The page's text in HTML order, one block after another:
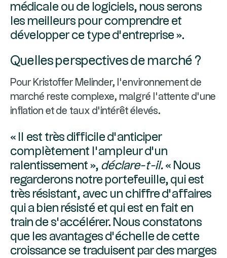
médicale ou de logiciels, nous serons
les meilleurs pour comprendre et
développer ce type d’entreprise ».
Quelles perspectives de marché ?
Pour Kristoffer Melinder, l’environnement de
marché reste complexe, malgré l’attente d’une
inflation et de taux d’intérêt élevés.
« Il est très difficile d’anticiper
complètement l’ampleur d’un
ralentissement », déclare-t-il. « Nous
regarderons notre portefeuille, qui est
très résistant, avec un chiffre d’affaires
qui a bien résisté et qui est en fait en
train de s’accélérer. Nous constatons
que les avantages d’échelle de cette
croissance se traduisent par des marges